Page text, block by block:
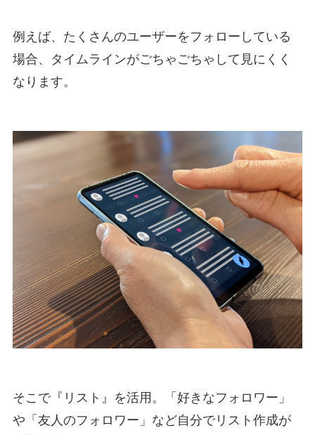
例えば、たくさんのユーザーをフォローしている
場合、タイムラインがごちゃごちゃして見にくく
なります。
そこで『リスト』を活用。「好きなフォロワー」
や「友人のフォロワー」など自分でリスト作成が